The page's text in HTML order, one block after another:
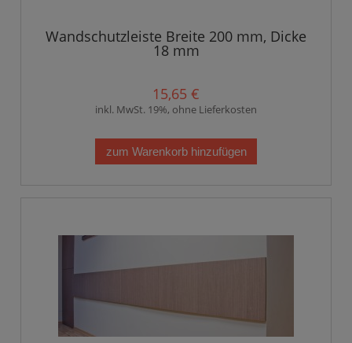
Wandschutzleiste Breite 200 mm, Dicke
18 mm
15,65 €
inkl. MwSt. 19%, ohne Lieferkosten
zum Warenkorb hinzufügen